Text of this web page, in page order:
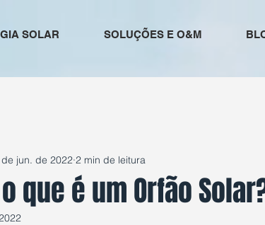
SOLAR SOLUÇÕES E O&M
que é um Orfão
de jun. de 2022 2 min de leitura